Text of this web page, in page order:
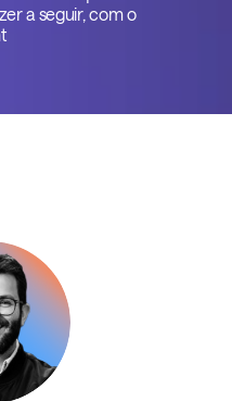
a seguir, com o